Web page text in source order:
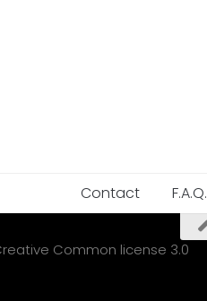
Contact F.A.Q.
Common license 3.0